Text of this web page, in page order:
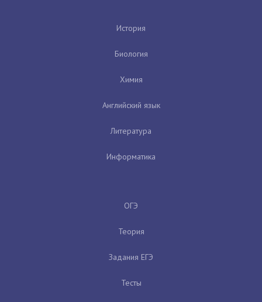
История
Биология
Химия
Английский язык
Литература
Информатика
ОГЭ
Теория
Задания ЕГЭ
Тесты